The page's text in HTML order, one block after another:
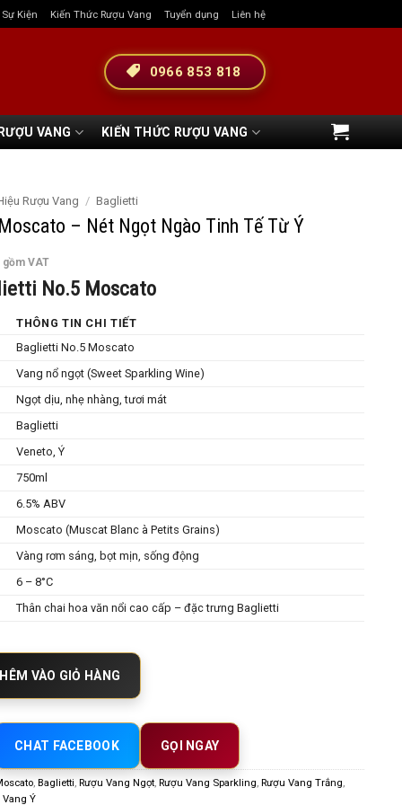
Kiện Kiến Thức Rượu Vang Tuyển dụng Liên hệ
0966 853 818
VANG KIẾN THỨC RƯỢU VANG
Rượu Vang / Baglietti
– Nét Ngọt Ngào Tinh Tế Từ Ý
gồm VAT
No.5 Moscato
THÔNG TIN CHI TIẾT
Baglietti No.5 Moscato
Vang nổ ngọt (Sweet Sparkling Wine)
Ngọt dịu, nhẹ nhàng, tươi mát
Baglietti
Veneto, Ý
750ml
6.5% ABV
Moscato (Muscat Blanc à Petits Grains)
Vàng rơm sáng, bọt mịn, sống động
6 – 8°C
Thân chai hoa văn nổi cao cấp – đặc trưng Baglietti
– Nét Ngọt Ngào Tinh Tế Từ Ý số lượng
VÀO GIỎ HÀNG
CHAT FACEBOOK GỌI NGAY
, Baglietti, Rượu Vang Ngọt, Rượu Vang Sparkling, Rượu Vang Trắng,
Vang Ý